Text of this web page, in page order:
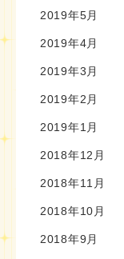
2019年5月
2019年4月
2019年3月
2019年2月
2019年1月
2018年12月
2018年11月
2018年10月
2018年9月